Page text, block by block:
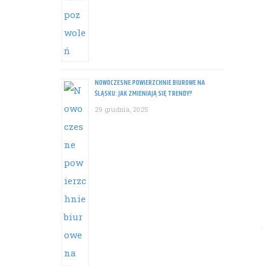
NOWOCZESNE POWIERZCHNIE BIUROWE NA
ŚLĄSKU: JAK ZMIENIAJĄ SIĘ TRENDY?
29 grudnia, 2025